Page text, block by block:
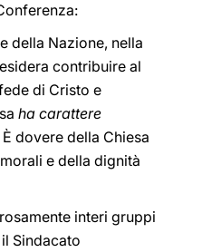
della Nazione, nella
contribuire al
di Cristo e
ha carattere
dovere della Chiesa
e della dignità
interi gruppi
Sindacato